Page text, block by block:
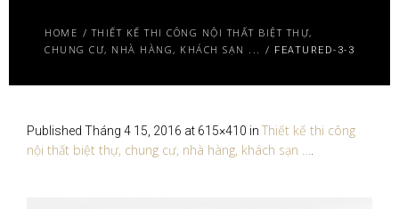
HOME /THIẾT KẾ THI CÔNG NỘI THẤT BIỆT THỰ,
CHUNG CƯ, NHÀ HÀNG, KHÁCH SẠN ...
/ FEATURED-3-3
Published Tháng 4 15, 2016 at 615×410 in Thiết kế thi công
nội thất biệt thự, chung cư, nhà hàng, khách sạn ….